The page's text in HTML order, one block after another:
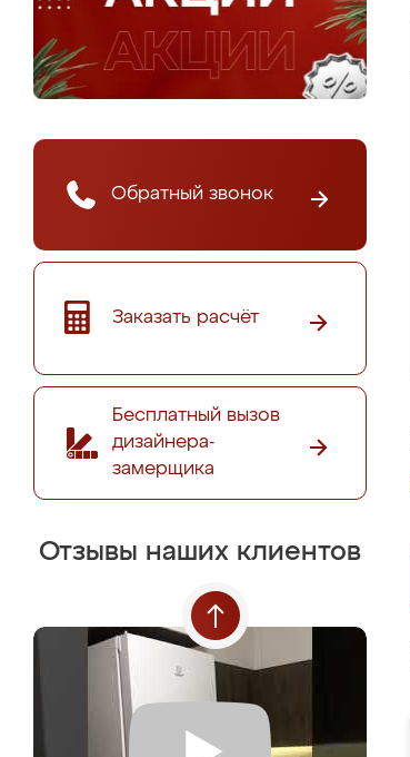
Обратный звонок
Заказать расчёт
Бесплатный вызов
дизайнера-
замерщика
Отзывы наших клиентов